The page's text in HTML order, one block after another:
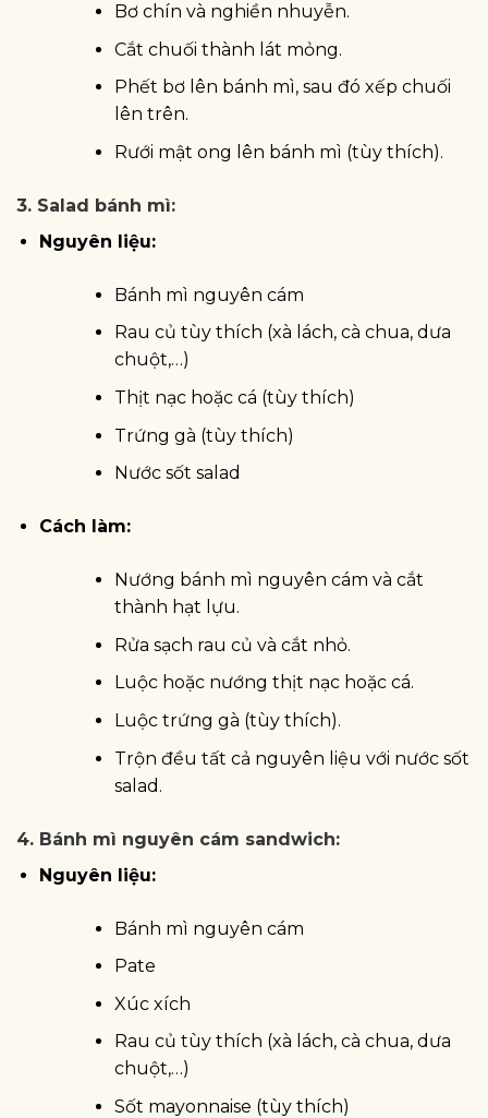
Bơ chín và nghiền nhuyễn.
Cắt chuối thành lát mỏng.
Phết bơ lên bánh mì, sau đó xếp chuối
lên trên.
Rưới mật ong lên bánh mì (tùy thích).
3. Salad bánh mì:
Nguyên liệu:
Bánh mì nguyên cám
Rau củ tùy thích (xà lách, cà chua, dưa
chuột,…)
Thịt nạc hoặc cá (tùy thích)
Trứng gà (tùy thích)
Nước sốt salad
Cách làm:
Nướng bánh mì nguyên cám và cắt
thành hạt lựu.
Rửa sạch rau củ và cắt nhỏ.
Luộc hoặc nướng thịt nạc hoặc cá.
Luộc trứng gà (tùy thích).
Trộn đều tất cả nguyên liệu với nước sốt
salad.
4. Bánh mì nguyên cám sandwich:
Nguyên liệu:
Bánh mì nguyên cám
Pate
Xúc xích
Rau củ tùy thích (xà lách, cà chua, dưa
chuột,…)
Sốt mayonnaise (tùy thích)